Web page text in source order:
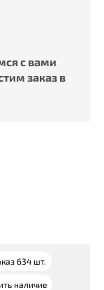
с вами
заказ в
634 шт.
наличие